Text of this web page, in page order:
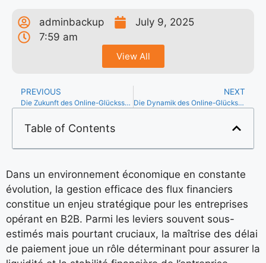
adminbackup
July 9, 2025
7:59 am
View All
PREVIOUS
Die Zukunft des Online-Glücksspiels: Sicherheit, Innovation und Verantwortung
NEXT
Die Dynamik des Online-Glücksspielmarktes in Deutschland hat in den letzten Jahren eine signifikante
Table of Contents
Dans un environnement économique en constante
évolution, la gestion efficace des flux financiers
constitue un enjeu stratégique pour les entreprises
opérant en B2B. Parmi les leviers souvent sous-
estimés mais pourtant cruciaux, la maîtrise des délai
de paiement joue un rôle déterminant pour assurer la